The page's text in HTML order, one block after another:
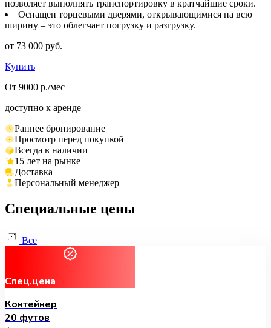
позволяет выполнять транспортировку в кратчайшие сроки.
Оснащен торцевыми дверями, открывающимися на всю
ширину – это облегчает погрузку и разгрузку.
от 73 000 руб.
Купить
От 9000 р./мес
доступно к аренде
Раннее бронирование
Просмотр перед покупкой
Всегда в наличии
15 лет на рынке
Доставка
Персональный менеджер
Специальные цены
Все
Спец.цена
Контейнер
20 футов